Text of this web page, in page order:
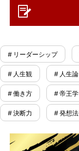
# リーダーシップ
# 人生観 # 人生論
# 働き方 # 帝王学
# 決断力 # 発想法